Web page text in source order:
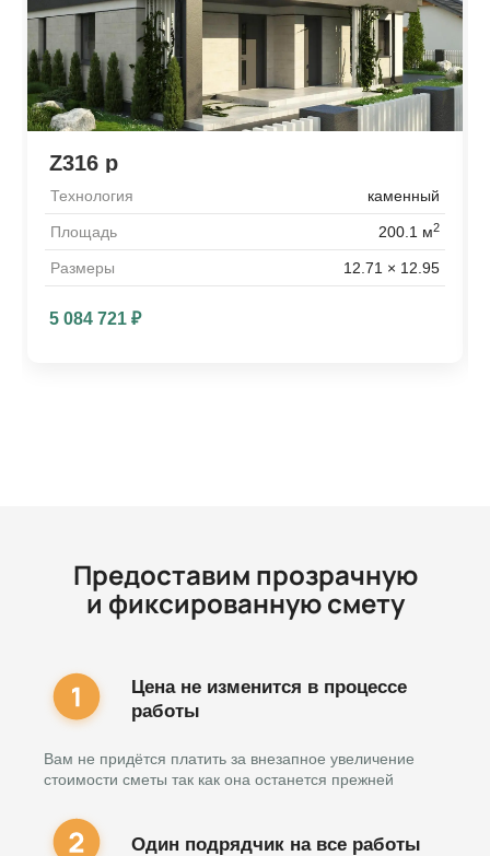
Z316 p
Технология каменный
Площадь 200.1 м2
Размеры 12.71 × 12.95
5 084 721₽
Предоставим прозрачную
и фиксированную смету
Цена не изменится в процессе
работы
Вам не придётся платить за внезапное увеличение
стоимости сметы так как она останется прежней
Один подрядчик на все работы